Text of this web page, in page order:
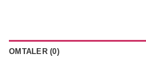
OMTALER (0)